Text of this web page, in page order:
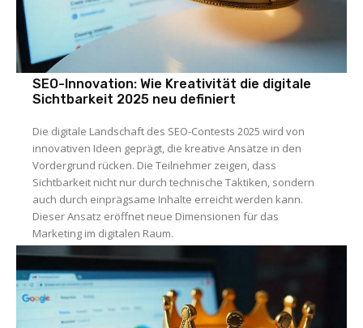
SEO-Innovation: Wie Kreativität die digitale
Sichtbarkeit 2025 neu definiert
Die digitale Landschaft des SEO-Contests 2025 wird von
innovativen Ideen geprägt, die kreative Ansätze in den
Vordergrund rücken. Die Teilnehmer zeigen, dass
Sichtbarkeit nicht nur durch technische Taktiken, sondern
auch durch einprägsame Inhalte erreicht werden kann.
Dieser Ansatz eröffnet neue Dimensionen für das
Marketing im digitalen Raum.